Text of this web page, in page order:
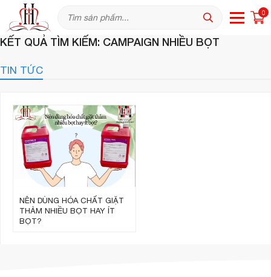
0
KẾT QUẢ TÌM KIẾM: CAMPAIGN NHIỀU BỌT
TIN TỨC
NÊN DÙNG HÓA CHẤT GIẶT
THẢM NHIỀU BỌT HAY ÍT
BỌT?